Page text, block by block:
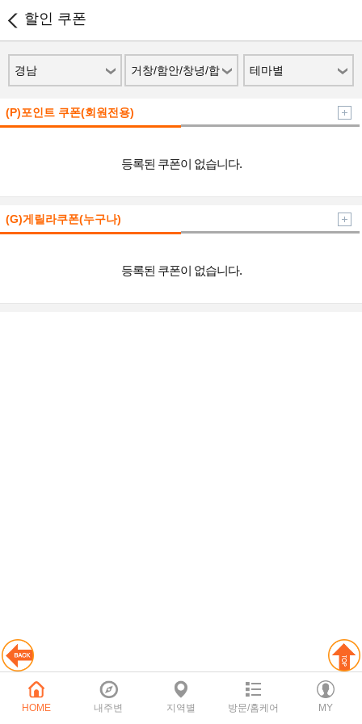
할인 쿠폰
경남
거창/함안/창녕/합
천
테마별
(P)포인트 쿠폰(회원전용)
등록된 쿠폰이 없습니다.
(G)게릴라쿠폰(누구나)
등록된 쿠폰이 없습니다.
HOME 내주변 지역별 방문/홈케어 MY